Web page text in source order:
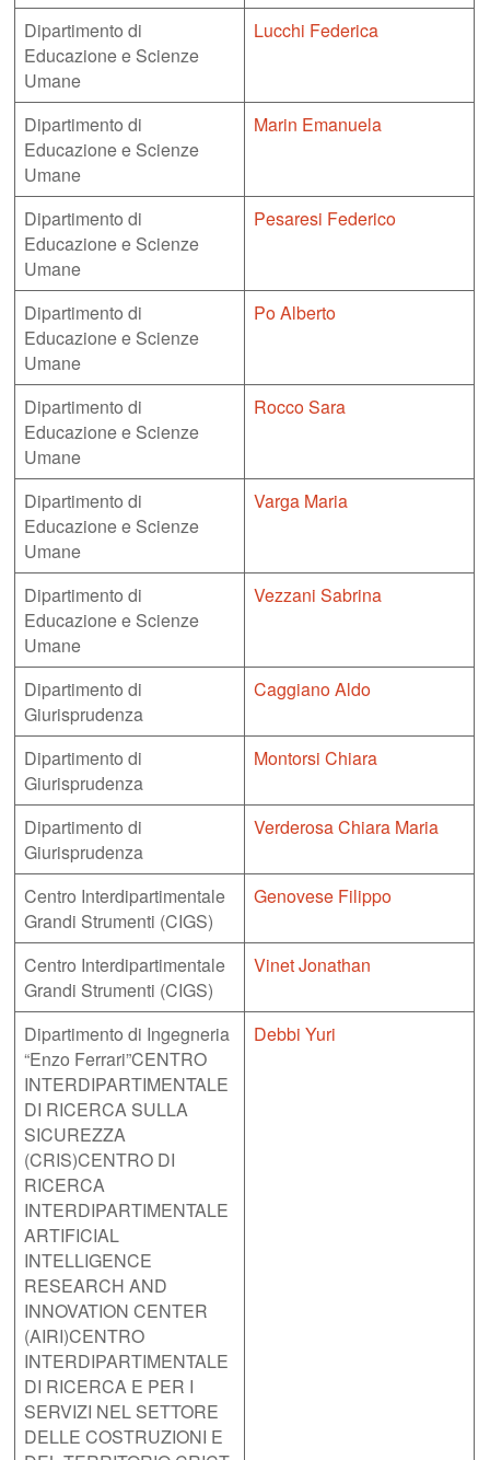
Dipartimento di
Educazione e Scienze
Umane
Lucchi Federica
Dipartimento di
Educazione e Scienze
Umane
Marin Emanuela
Dipartimento di
Educazione e Scienze
Umane
Pesaresi Federico
Dipartimento di
Educazione e Scienze
Umane
Po Alberto
Dipartimento di
Educazione e Scienze
Umane
Rocco Sara
Dipartimento di
Educazione e Scienze
Umane
Varga Maria
Dipartimento di
Educazione e Scienze
Umane
Vezzani Sabrina
Dipartimento di
Giurisprudenza
Caggiano Aldo
Dipartimento di
Giurisprudenza
Montorsi Chiara
Dipartimento di
Giurisprudenza
Verderosa Chiara Maria
Centro Interdipartimentale
Grandi Strumenti (CIGS)
Genovese Filippo
Centro Interdipartimentale
Grandi Strumenti (CIGS)
Vinet Jonathan
Dipartimento di Ingegneria
“Enzo Ferrari”CENTRO
INTERDIPARTIMENTALE
DI RICERCA SULLA
SICUREZZA
(CRIS)CENTRO DI
RICERCA
INTERDIPARTIMENTALE
ARTIFICIAL
INTELLIGENCE
RESEARCH AND
INNOVATION CENTER
(AIRI)CENTRO
INTERDIPARTIMENTALE
DI RICERCA E PER I
SERVIZI NEL SETTORE
DELLE COSTRUZIONI E
Debbi Yuri